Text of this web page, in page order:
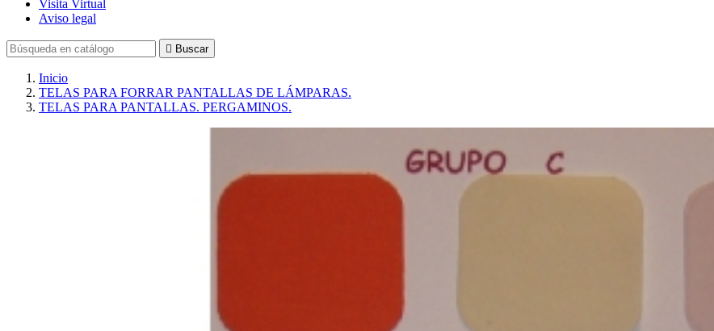
Visita Virtual
Aviso legal
 Buscar
Inicio
TELAS PARA FORRAR PANTALLAS DE LÁMPARAS.
TELAS PARA PANTALLAS. PERGAMINOS.